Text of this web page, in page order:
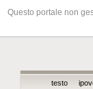
Questo portale non
testo